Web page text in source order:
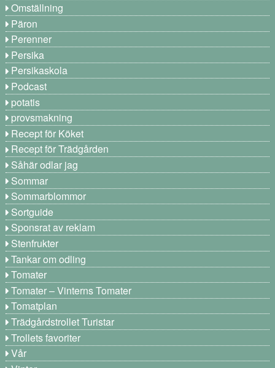
Omställning
Päron
Perenner
Persika
Persikaskola
Podcast
potatis
provsmakning
Recept för Köket
Recept för Trädgården
Såhär odlar jag
Sommar
Sommarblommor
Sortguide
Sponsrat av reklam
Stenfrukter
Tankar om odling
Tomater
Tomater – Vinterns Tomater
Tomatplan
Trädgårdstrollet Turistar
Trollets favoriter
Vår